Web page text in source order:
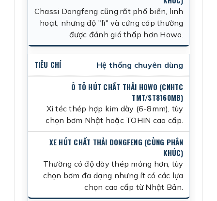
Chassi Dongfeng cũng rất phổ biến, linh
hoạt, nhưng độ "lì" và cứng cáp thường
được đánh giá thấp hơn Howo.
Hệ thống chuyên dùng
Xi téc thép hợp kim dày (6-8mm), tùy
chọn bơm Nhật hoặc TOHIN cao cấp.
Thường có độ dày thép mỏng hơn, tùy
chọn bơm đa dạng nhưng ít có các lựa
chọn cao cấp từ Nhật Bản.